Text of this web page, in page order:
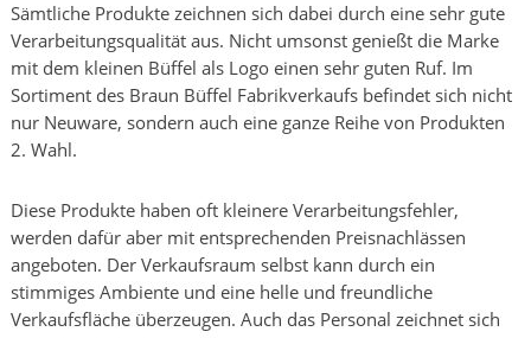
Sämtliche Produkte zeichnen sich dabei durch eine sehr gute
Verarbeitungsqualität aus. Nicht umsonst genießt die Marke
mit dem kleinen Büffel als Logo einen sehr guten Ruf. Im
Sortiment des Braun Büffel Fabrikverkaufs befindet sich nicht
nur Neuware, sondern auch eine ganze Reihe von Produkten
2. Wahl.
Diese Produkte haben oft kleinere Verarbeitungsfehler,
werden dafür aber mit entsprechenden Preisnachlässen
angeboten. Der Verkaufsraum selbst kann durch ein
stimmiges Ambiente und eine helle und freundliche
Verkaufsfläche überzeugen. Auch das Personal zeichnet sich